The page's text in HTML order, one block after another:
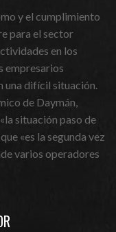
y el cumplimiento
para el sector
en los
empresarios
una difícil situación.
de Daymán,
situación paso de
«es la segunda vez
varios operadores